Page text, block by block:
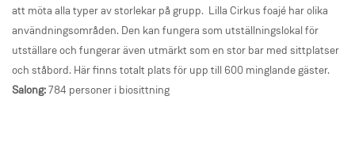
att möta alla typer av storlekar på grupp. Lilla Cirkus foajé har olika
användningsområden. Den kan fungera som utställningslokal för
utställare och fungerar även utmärkt som en stor bar med sittplatser
och ståbord. Här finns totalt plats för upp till 600 minglande gäster.
Salong:784 personer i biosittning